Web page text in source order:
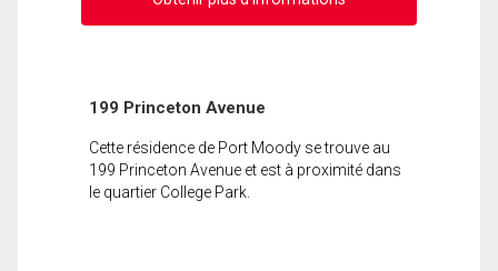
199 Princeton Avenue
Cette résidence de Port Moody se trouve au
199 Princeton Avenue et est à proximité dans
le quartier College Park.